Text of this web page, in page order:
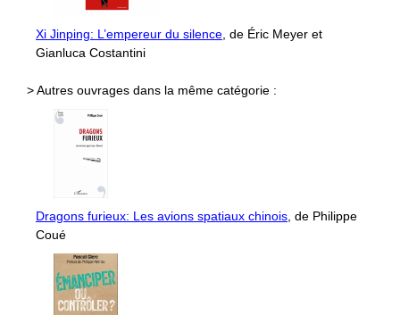
Xi Jinping: L’empereur du silence, de Éric Meyer et
Gianluca Costantini
> Autres ouvrages dans la même catégorie :
Dragons furieux: Les avions spatiaux chinois, de Philippe
Coué